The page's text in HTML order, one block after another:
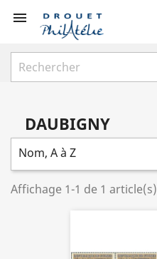

DAUBIGNY
Nom, A à Z
Affichage 1-1 de 1 article(s)